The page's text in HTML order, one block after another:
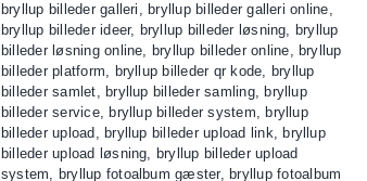
bryllup billeder galleri , bryllup billeder galleri online,
bryllup billeder ideer, bryllup billeder løsning, bryllup
billeder løsning online, bryllup billeder online, bryllup
billeder platform, bryllup billeder qr kode, bryllup
billeder samlet, bryllup billeder samling, bryllup
billeder service, bryllup billeder system, bryllup
billeder upload , bryllup billeder upload link, bryllup
billeder upload løsning, bryllup billeder upload
system, bryllup fotoalbum gæster, bryllup fotoalbum